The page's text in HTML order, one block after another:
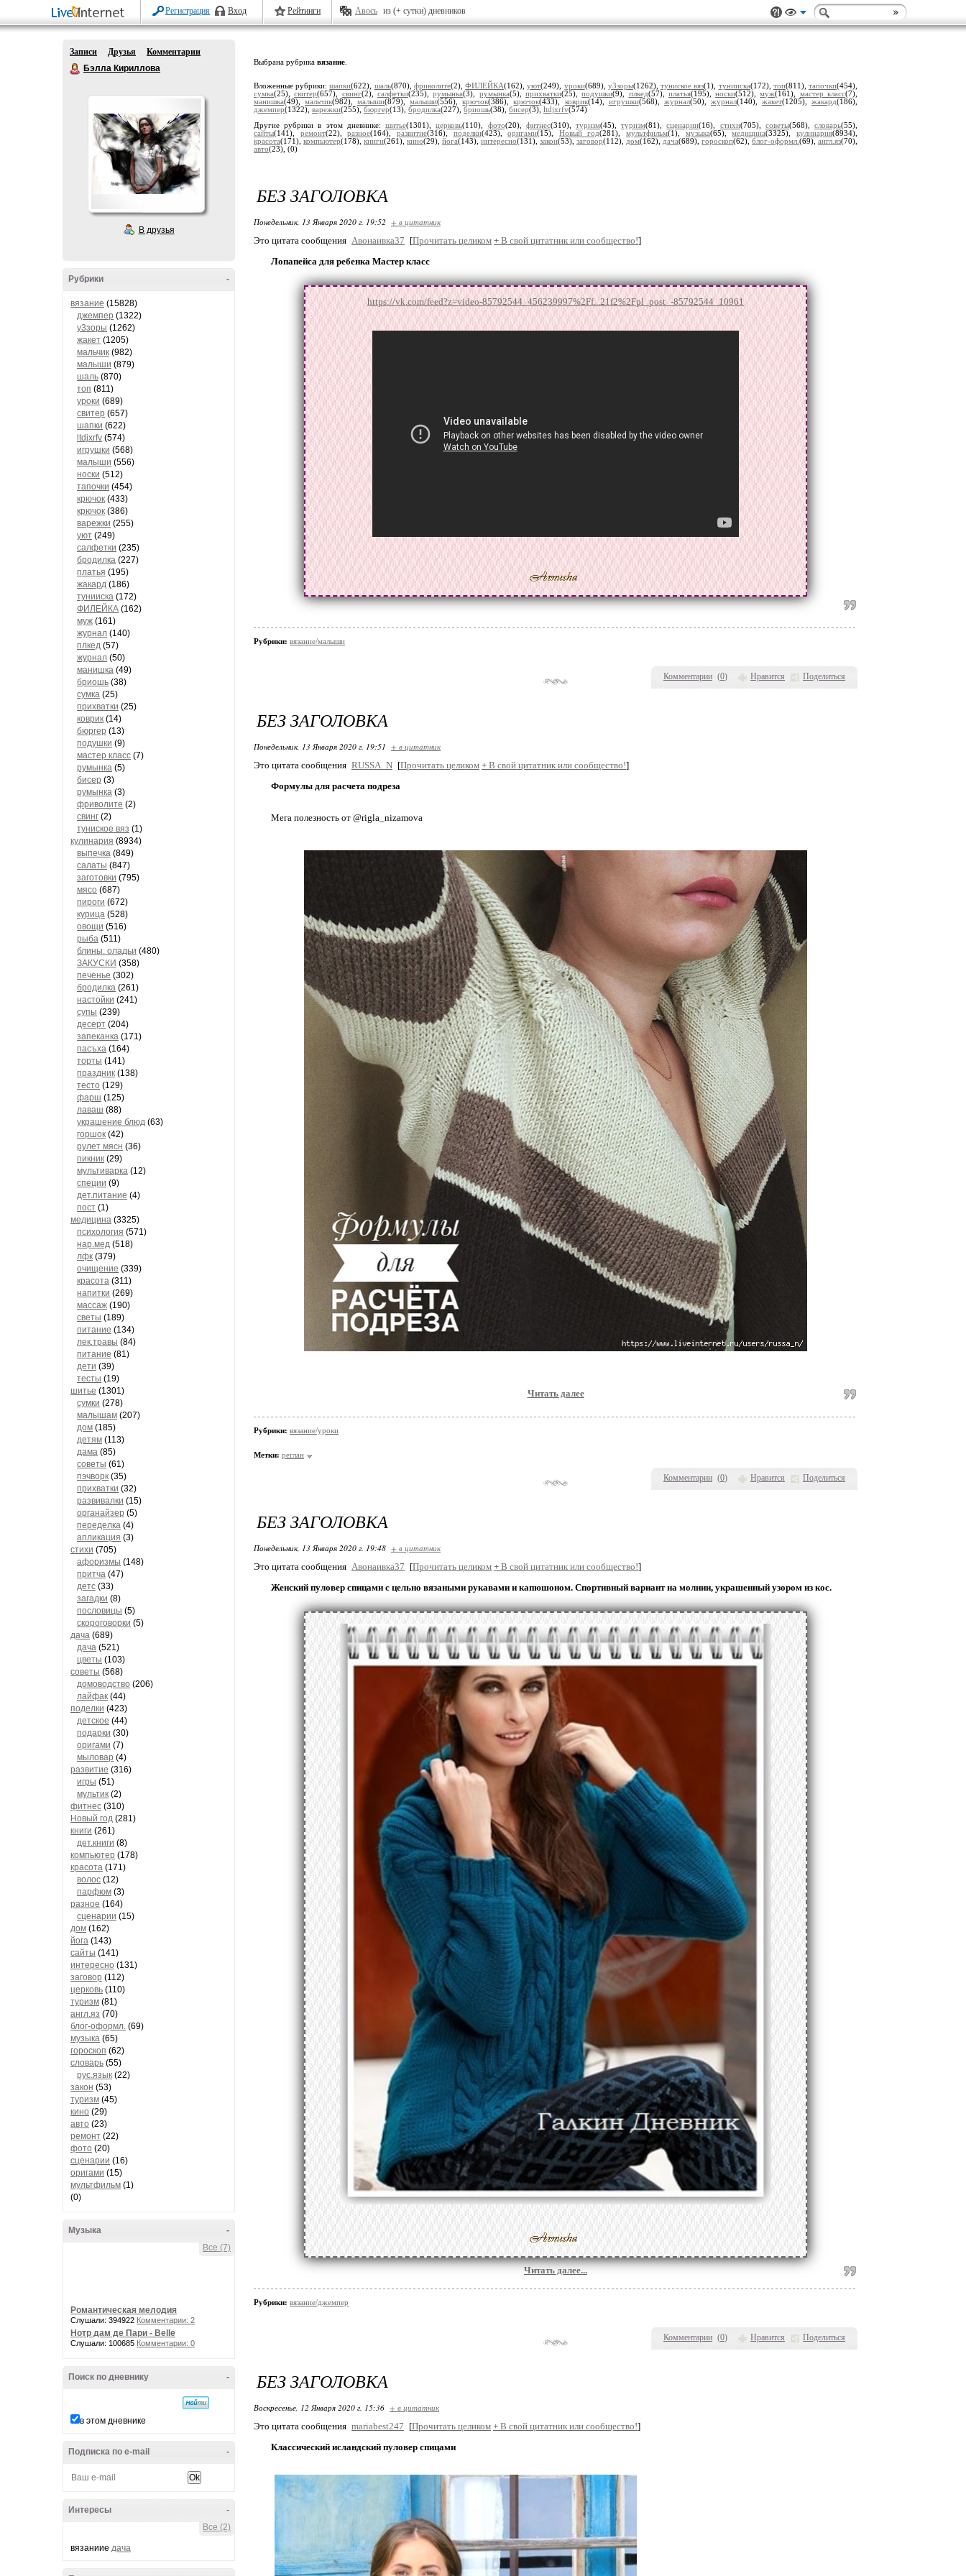
Регистрация Вход Рейтинги Авось из (+ сутки) дневников
Записи Друзья
Комментарии
Бэлла Кириллова
В друзья
-
Рубрики
вязание (15828)
джемпер (1322)
у3зоры (1262)
жакет (1205)
мальчик (982)
малыши (879)
шаль (870)
топ (811)
уроки (689)
свитер (657)
шапки (622)
ltdjxrfv (574)
игрушки (568)
малыши (556)
носки (512)
тапочки (454)
крючок (433)
крючок (386)
варежки (255)
уют (249)
салфетки (235)
бродилка (227)
платья (195)
жакард (186)
тунииска (172)
ФИЛЕЙКА (162)
муж (161)
журнал (140)
плкед (57)
журнал (50)
манишка (49)
бриошь (38)
сумка (25)
прихватки (25)
коврик (14)
бюргер (13)
подушки (9)
мастер класс (7)
румынка (5)
бисер (3)
румынка (3)
фриволите (2)
свинг (2)
туниское вяз (1)
кулинария (8934)
выпечка (849)
салаты (847)
заготовки (795)
мясо (687)
пироги (672)
курица (528)
овощи (516)
рыба (511)
блины. оладьи (480)
ЗАКУСКИ (358)
печенье (302)
бродилка (261)
настойки (241)
супы (239)
десерт (204)
запеканка (171)
пасъха (164)
торты (141)
праздник (138)
тесто (129)
фарш (125)
лаваш (88)
украшение блюд (63)
горшок (42)
рулет мясн (36)
пикник (29)
мультиварка (12)
специи (9)
дет.питание (4)
пост (1)
медицина (3325)
психология (571)
нар.мед (518)
лфк (379)
очищение (339)
красота (311)
напитки (269)
массаж (190)
светы (189)
питание (134)
лек.травы (84)
питание (81)
дети (39)
тесты (19)
шитье (1301)
сумки (278)
малышам (207)
дом (185)
детям (113)
дама (85)
советы (61)
пэчворк (35)
прихватки (32)
развивалки (15)
органайзер (5)
переделка (4)
апликация (3)
стихи (705)
афоризмы (148)
притча (47)
детс (33)
загадки (8)
пословицы (5)
скороговорки (5)
дача (689)
дача (521)
цветы (103)
советы (568)
домоводство (206)
лайфак (44)
поделки (423)
детское (44)
подарки (30)
оригами (7)
мыловар (4)
развитие (316)
игры (51)
мультик (2)
фитнес (310)
Новый год (281)
книги (261)
дет.книги (8)
компьютер (178)
красота (171)
волос (12)
парфюм (3)
разное (164)
сценарии (15)
дом (162)
йога (143)
сайты (141)
интересно (131)
заговор (112)
церковь (110)
туризм (81)
англ.яз (70)
блог-оформл. (69)
музыка (65)
гороскоп (62)
словарь (55)
рус.язык (22)
закон (53)
туризм (45)
кино (29)
авто (23)
ремонт (22)
фото (20)
сценарии (16)
оригами (15)
мультфильм (1)
(0)
-
Музыка
Все (7)
Романтическая мелодия
Слушали: 394922 Комментарии: 2
Нотр дам де Пари - Belle
Слушали: 100685 Комментарии: 0
-
Поиск по дневнику
в этом дневнике
-
Подписка по e-mail
-
Интересы
Все (2)
вязаниие дача
Выбрана рубрика вязание
Вложенные рубрики:шапки(622), шаль(870), фриволите(2),ФИЛЕЙКА(162),уют(249), уроки(689), у3зоры(1262),туниское вяз(1), тунииска(172), топ(811),тапочки(454),
сумка(25),свитер(657), свинг(2), салфетки(235),румынка(3), румынка(5), прихватки(25),подушки(9), плкед(57), платья(195),носки(512),муж(161), мастер класс(7),
манишка(49),мальчик(982),малыши(879),малыши(556),крючок(386),крючок(433), коврик(14), игрушки(568), журнал(50), журнал(140), жакет(1205),жакард(186),
джемпер(1322), варежки(255), бюргер(13), бродилка(227), бриошь(38), бисер(3), ltdjxrfv(574)
Другие рубрики в этом дневнике:шитье(1301),церковь(110), фото(20), фитнес(310), туризм(45),туризм(81),сценарии(16), стихи(705), советы(568),словарь(55),
сайты(141), ремонт(22),разное(164), развитие(316), поделки(423),оригами(15), Новый год(281),мультфильм(1), музыка(65),медицина(3325),кулинария(8934),
красота(171), компьютер(178), книги(261), кино(29), йога(143), интересно(131), закон(53), заговор(112), дом(162), дача(689), гороскоп(62), блог-оформл. (69), англ.яз(70),
авто(23), (0)
Комментарии (0) Нравится Поделиться
БЕЗ ЗАГОЛОВКА
Понедельник, 13 Января 2020 г. 19:52 + в цитатник
Это цитата сообщения Авонаивка37 [Прочитать целиком + В свой цитатник или сообщество!]
Лопапейса для ребенка Мастер класс
https://vk.com/feed?z=video-85792544_456239997%2Ff...21f2%2Fpl_post_-85792544_10961
Рубрики: вязание/малыши
Комментарии (0) Нравится Поделиться
БЕЗ ЗАГОЛОВКА
Понедельник, 13 Января 2020 г. 19:51 + в цитатник
Это цитата сообщения RUSSA_N [Прочитать целиком + В свой цитатник или сообщество!]
Формулы для расчета подреза
Мега полезность от @rigla_nizamova
Читать далее
Рубрики: вязание/уроки
Метки: реглан
Комментарии (0) Нравится Поделиться
БЕЗ ЗАГОЛОВКА
Понедельник, 13 Января 2020 г. 19:48 + в цитатник
Это цитата сообщения Авонаивка37 [Прочитать целиком + В свой цитатник или сообщество!]
Женский пуловер спицами с цельно вязаными рукавами и капюшоном. Спортивный вариант на молнии, украшенный узором из кос.
Читать далее...
Рубрики: вязание/джемпер
БЕЗ ЗАГОЛОВКА
Воскресенье, 12 Января 2020 г. 15:36 + в цитатник
Это цитата сообщения mariabest247 [Прочитать целиком + В свой цитатник или сообщество!]
Классический исландский пуловер спицами